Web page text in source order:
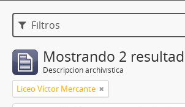
Filtros
Mostrando 2
Descripción archivística
Liceo Víctor Mercante